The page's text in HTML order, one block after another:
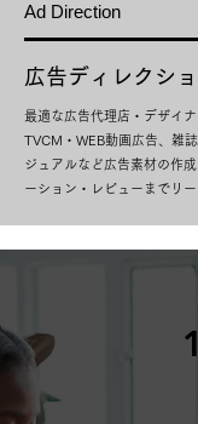
Ad Direction
広告ディレクシ
最適な広告代理店・デザイナ
TVCM・WEB動画広告、雑
ジュアルなど広告素材の作
ーション・レビューまでリー
1